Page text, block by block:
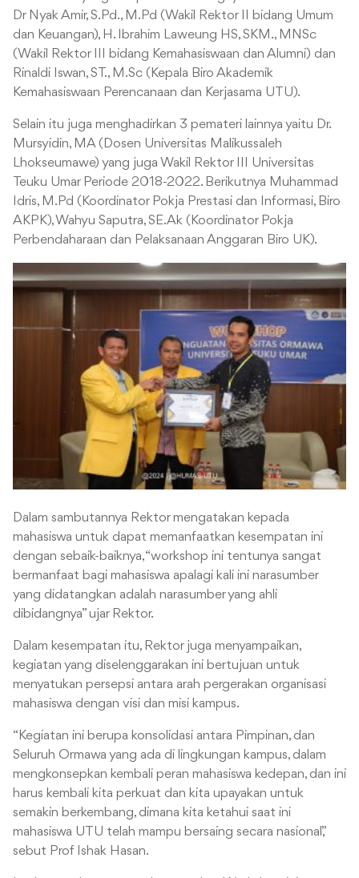
Dr Nyak Amir, S.Pd., M.Pd (Wakil Rektor II bidang Umum
dan Keuangan), H. Ibrahim Laweung HS, SKM., MNSc
(Wakil Rektor III bidang Kemahasiswaan dan Alumni) dan
Rinaldi Iswan, ST., M.Sc (Kepala Biro Akademik
Kemahasiswaan Perencanaan dan Kerjasama UTU).
Selain itu juga menghadirkan 3 pemateri lainnya yaitu Dr.
Mursyidin, MA (Dosen Universitas Malikussaleh
Lhokseumawe) yang juga Wakil Rektor III Universitas
Teuku Umar Periode 2018-2022. Berikutnya Muhammad
Idris, M.Pd (Koordinator Pokja Prestasi dan Informasi, Biro
AKPK), Wahyu Saputra, SE.Ak (Koordinator Pokja
Perbendaharaan dan Pelaksanaan Anggaran Biro UK).
Dalam sambutannya Rektor mengatakan kepada
mahasiswa untuk dapat memanfaatkan kesempatan ini
dengan sebaik-baiknya, “workshop ini tentunya sangat
bermanfaat bagi mahasiswa apalagi kali ini narasumber
yang didatangkan adalah narasumber yang ahli
dibidangnya” ujar Rektor.
Dalam kesempatan itu, Rektor juga menyampaikan,
kegiatan yang diselenggarakan ini bertujuan untuk
menyatukan persepsi antara arah pergerakan organisasi
mahasiswa dengan visi dan misi kampus.
“Kegiatan ini berupa konsolidasi antara Pimpinan, dan
Seluruh Ormawa yang ada di lingkungan kampus, dalam
mengkonsepkan kembali peran mahasiswa kedepan, dan ini
harus kembali kita perkuat dan kita upayakan untuk
semakin berkembang, dimana kita ketahui saat ini
mahasiswa UTU telah mampu bersaing secara nasional,”
sebut Prof Ishak Hasan.